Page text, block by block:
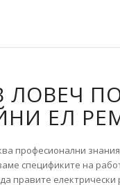
ЛОВЕЧ
ЕЛ
професионални
спецификите на
правите